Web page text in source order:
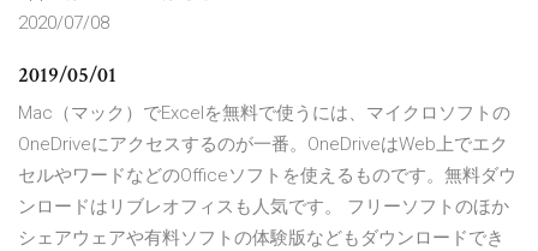
2020/07/08
2019/05/01
Mac（マック）でExcelを無料で使うには、マイクロソフトの
OneDriveにアクセスするのが一番。OneDriveはWeb上でエク
セルやワードなどのOfficeソフトを使えるものです。無料ダウ
ンロードはリブレオフィスも人気です。 フリーソフトのほか
シェアウェアや有料ソフトの体験版などもダウンロードでき